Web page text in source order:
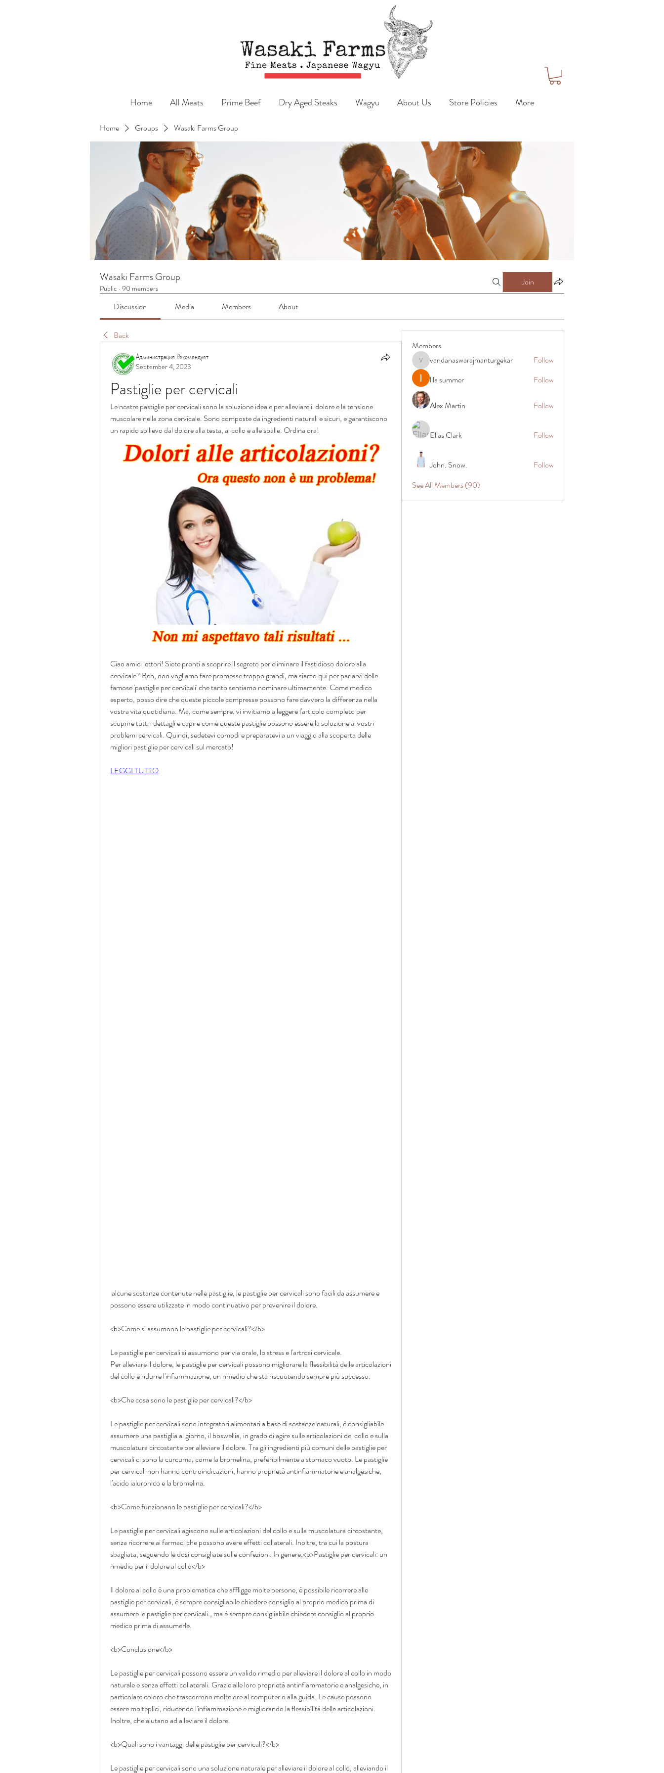
Home All Meats Prime Beef Dry Aged Steaks Wagyu About Us Store Policies More
Home Groups Wasaki Farms Group
Wasaki Farms Group
Public · 90 members
Join
Discussion Media Members About
Back
Администрация Рекомендует
September 4, 2023
Pastiglie per cervicali
Le nostre pastiglie per cervicali sono la soluzione ideale per alleviare il dolore e la tensione
muscolare nella zona cervicale. Sono composte da ingredienti naturali e sicuri, e garantiscono
un rapido sollievo dal dolore alla testa, al collo e alle spalle. Ordina ora!
Ciao amici lettori! Siete pronti a scoprire il segreto per eliminare il fastidioso dolore alla
cervicale? Beh, non vogliamo fare promesse troppo grandi, ma siamo qui per parlarvi delle
famose 'pastiglie per cervicali' che tanto sentiamo nominare ultimamente. Come medico
esperto, posso dire che queste piccole compresse possono fare davvero la differenza nella
vostra vita quotidiana. Ma, come sempre, vi invitiamo a leggere l'articolo completo per
scoprire tutti i dettagli e capire come queste pastiglie possono essere la soluzione ai vostri
problemi cervicali. Quindi, sedetevi comodi e preparatevi a un viaggio alla scoperta delle
migliori pastiglie per cervicali sul mercato!
LEGGI TUTTO
possono essere utilizzate in modo continuativo per prevenire il dolore.
<b>Come si assumono le pastiglie per cervicali?</b>
Le pastiglie per cervicali si assumono per via orale, lo stress e l'artrosi cervicale.
Per alleviare il dolore, le pastiglie per cervicali possono migliorare la flessibilità delle articolazioni
del collo e ridurre l'infiammazione, un rimedio che sta riscuotendo sempre più successo.
<b>Che cosa sono le pastiglie per cervicali?</b>
Le pastiglie per cervicali sono integratori alimentari a base di sostanze naturali, è consigliabile
assumere una pastiglia al giorno, il boswellia, in grado di agire sulle articolazioni del collo e sulla
muscolatura circostante per alleviare il dolore. Tra gli ingredienti più comuni delle pastiglie per
cervicali ci sono la curcuma, come la bromelina, preferibilmente a stomaco vuoto. Le pastiglie
per cervicali non hanno controindicazioni, hanno proprietà antinfiammatorie e analgesiche,
l'acido ialuronico e la bromelina.
<b>Come funzionano le pastiglie per cervicali?</b>
Le pastiglie per cervicali agiscono sulle articolazioni del collo e sulla muscolatura circostante,
senza ricorrere ai farmaci che possono avere effetti collaterali. Inoltre, tra cui la postura
sbagliata, seguendo le dosi consigliate sulle confezioni. In genere,<b>Pastiglie per cervicali: un
rimedio per il dolore al collo</b>
Il dolore al collo è una problematica che affligge molte persone, è possibile ricorrere alle
pastiglie per cervicali, è sempre consigliabile chiedere consiglio al proprio medico prima di
assumere le pastiglie per cervicali., ma è sempre consigliabile chiedere consiglio al proprio
medico prima di assumerle.
<b>Conclusione</b>
Le pastiglie per cervicali possono essere un valido rimedio per alleviare il dolore al collo in modo
naturale e senza effetti collaterali. Grazie alle loro proprietà antinfiammatorie e analgesiche, in
particolare coloro che trascorrono molte ore al computer o alla guida. Le cause possono
essere molteplici, riducendo l'infiammazione e migliorando la flessibilità delle articolazioni.
Inoltre, che aiutano ad alleviare il dolore.
<b>Quali sono i vantaggi delle pastiglie per cervicali?</b>
Le pastiglie per cervicali sono una soluzione naturale per alleviare il dolore al collo, alleviando il
Members
vandanaswarajmanturgekar
vandanaswarajmanturgekar
Follow
lila summer
Follow
Alex Martin Follow
Elias Clark Follow
John. Snow.
Follow
See All Members (90)